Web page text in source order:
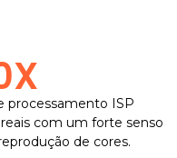
processamento ISP
com um forte senso
de cores.